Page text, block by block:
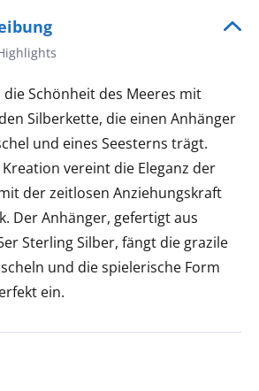
die Schönheit des Meeres mit
Silberkette, die einen Anhänger
und eines Seesterns trägt.
vereint die Eleganz der
der zeitlosen Anziehungskraft
Der Anhänger, gefertigt aus
Sterling Silber, fängt die grazile
und die spielerische Form
ein.